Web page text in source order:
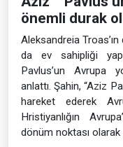
önemli durak
Aleksandreia
da ev sahipliği
Pavlus’un Avrupa
anlattı. Şahin, “Aziz
hareket ederek
Hristiyanlığın
dönüm noktası olarak